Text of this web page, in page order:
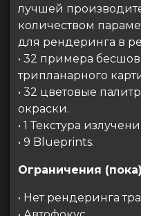
лучшей
количеством
для рендеринга в
• 32 примера
трипланарного
• 32 цветовые
окраски.
• 1 Текстура
• 9 Blueprints.
Ограничения
• Нет рендеринга